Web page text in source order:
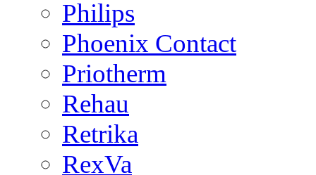
Philips
Phoenix Contact
Priotherm
Rehau
Retrika
RexVa